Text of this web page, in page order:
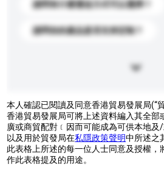
請問有什麼運送方式可以選擇？
請問你的產品是否支持定制？
本人確認已閱讀及同意香港貿易發展局(“
香港貿易發展局可將上述資料編入其全部
廣或商貿配對﹝因而可能成為可供本地及
以及用於貿發局在私隱政策聲明中所述之
此表格上所述的每一位人士同意及授權，
作此表格提及的用途。